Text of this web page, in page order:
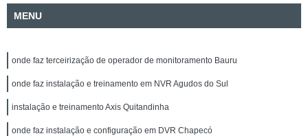
MENU
onde faz terceirização de operador de monitoramento Bauru
onde faz instalação e treinamento em NVR Agudos do Sul
instalação e treinamento Axis Quitandinha
onde faz instalação e configuração em DVR Chapecó